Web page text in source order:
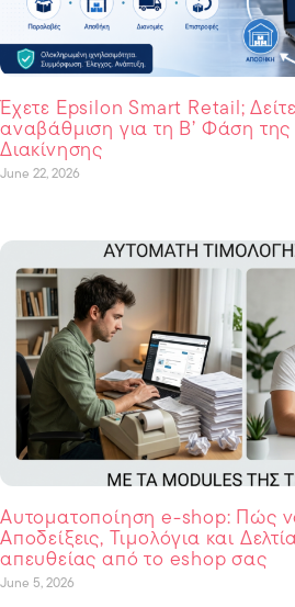
Έχετε Epsilon Smart Retail;
αναβάθμιση για τη Β’ Φάση
Διακίνησης
June 22, 2026
Αυτοματοποίηση e-shop: Πώς
Αποδείξεις, Τιμολόγια και
απευθείας από το eshop σας
June 5, 2026